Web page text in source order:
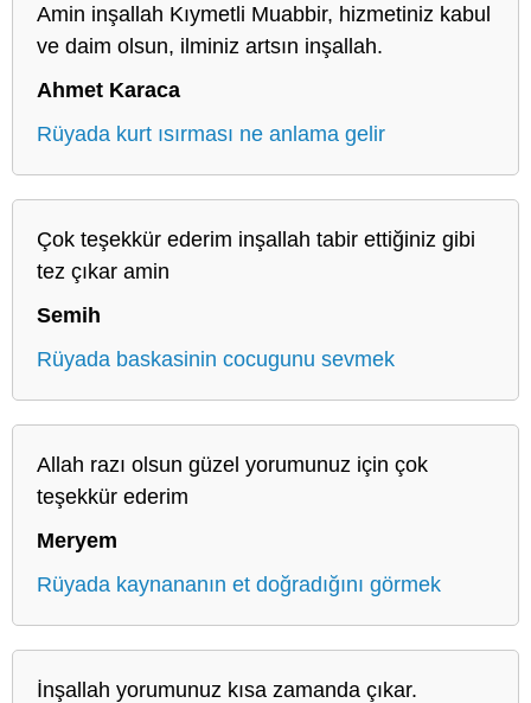
Amin inşallah Kıymetli Muabbir, hizmetiniz kabul
ve daim olsun, ilminiz artsın inşallah.
Ahmet Karaca
Rüyada kurt ısırması ne anlama gelir
Çok teşekkür ederim inşallah tabir ettiğiniz gibi
tez çıkar amin
Semih
Rüyada baskasinin cocugunu sevmek
Allah razı olsun güzel yorumunuz için çok
teşekkür ederim
Meryem
Rüyada kaynananın et doğradığını görmek
İnşallah yorumunuz kısa zamanda çıkar.